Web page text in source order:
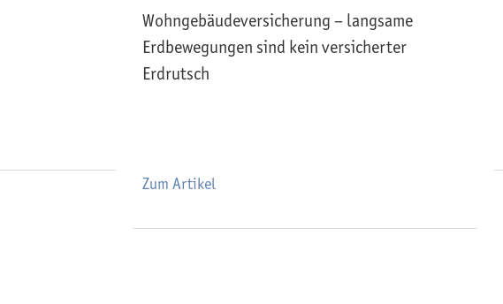
Wohngebäude­versicherung – langsame
Erdbewegungen sind kein versicherter
Erdrutsch
Zum Artikel